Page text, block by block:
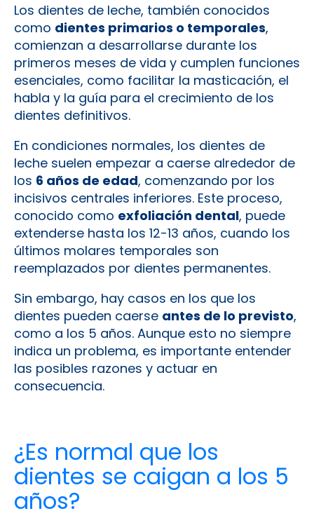
Los dientes de leche, también conocidos
como dientes primarios o temporales,
comienzan a desarrollarse durante los
primeros meses de vida y cumplen funciones
esenciales, como facilitar la masticación, el
habla y la guía para el crecimiento de los
dientes definitivos.
En condiciones normales, los dientes de
leche suelen empezar a caerse alrededor de
los 6 años de edad, comenzando por los
incisivos centrales inferiores. Este proceso,
conocido como exfoliación dental, puede
extenderse hasta los 12-13 años, cuando los
últimos molares temporales son
reemplazados por dientes permanentes.
Sin embargo, hay casos en los que los
dientes pueden caerse antes de lo previsto,
como a los 5 años. Aunque esto no siempre
indica un problema, es importante entender
las posibles razones y actuar en
consecuencia.
¿Es normal que los
dientes se caigan a los 5
años?